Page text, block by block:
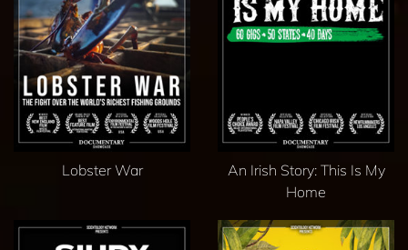
Lobster War
An Irish Story: This Is My
Home